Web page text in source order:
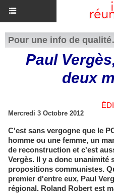
Pour une info de
Paul
deux
Mercredi 3 Octobre 2012
C'est sans vergogne que le
homme ou une femme, un
de reconstruction et c'est
Vergès. Il y a donc unanimité
propositions communistes.
premier d'entre eux, Paul
régional. Roland Robert est